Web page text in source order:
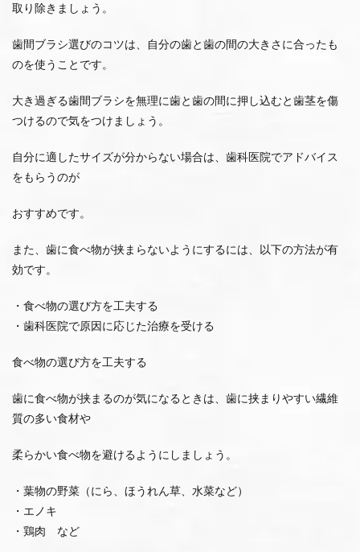
取り除きましょう。
歯間ブラシ選びのコツは、自分の歯と歯の間の大きさに合ったも
のを使うことです。
大き過ぎる歯間ブラシを無理に歯と歯の間に押し込むと歯茎を傷
つけるので気をつけましょう。
自分に適したサイズが分からない場合は、歯科医院でアドバイス
をもらうのが
おすすめです。
また、歯に食べ物が挟まらないようにするには、以下の方法が有
効です。
・食べ物の選び方を工夫する
・歯科医院で原因に応じた治療を受ける
食べ物の選び方を工夫する
歯に食べ物が挟まるのが気になるときは、歯に挟まりやすい繊維
質の多い食材や
柔らかい食べ物を避けるようにしましょう。
・葉物の野菜（にら、ほうれん草、水菜など）
・エノキ
・鶏肉 など